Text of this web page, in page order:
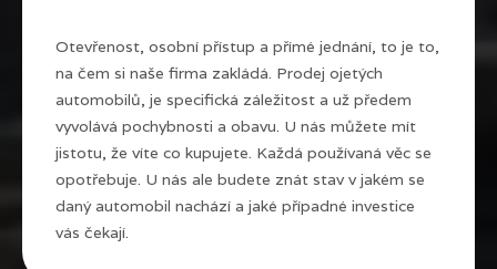
Otevřenost, osobní přístup a přímé jednání, to je to,
na čem si naše firma zakládá. Prodej ojetých
automobilů, je specifická záležitost a už předem
vyvolává pochybnosti a obavu. U nás můžete mít
jistotu, že víte co kupujete. Každá používaná věc se
opotřebuje. U nás ale budete znát stav v jakém se
daný automobil nachází a jaké případné investice
vás čekají.